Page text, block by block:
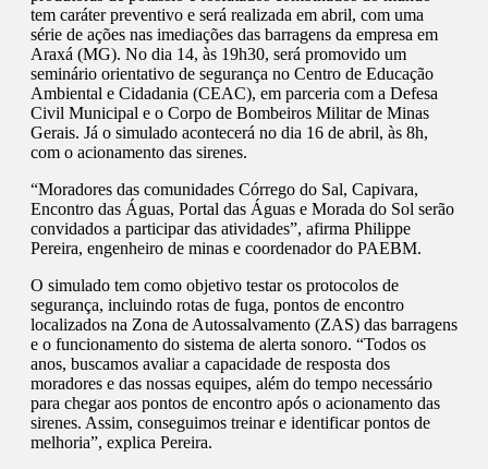
tem caráter preventivo e será realizada em abril, com uma
série de ações nas imediações das barragens da empresa em
Araxá (MG). No dia 14, às 19h30, será promovido um
seminário orientativo de segurança no Centro de Educação
Ambiental e Cidadania (CEAC), em parceria com a Defesa
Civil Municipal e o Corpo de Bombeiros Militar de Minas
Gerais. Já o simulado acontecerá no dia 16 de abril, às 8h,
com o acionamento das sirenes.
“Moradores das comunidades Córrego do Sal, Capivara,
Encontro das Águas, Portal das Águas e Morada do Sol serão
convidados a participar das atividades”, afirma Philippe
Pereira, engenheiro de minas e coordenador do PAEBM.
O simulado tem como objetivo testar os protocolos de
segurança, incluindo rotas de fuga, pontos de encontro
localizados na Zona de Autossalvamento (ZAS) das barragens
e o funcionamento do sistema de alerta sonoro. “Todos os
anos, buscamos avaliar a capacidade de resposta dos
moradores e das nossas equipes, além do tempo necessário
para chegar aos pontos de encontro após o acionamento das
sirenes. Assim, conseguimos treinar e identificar pontos de
melhoria”, explica Pereira.